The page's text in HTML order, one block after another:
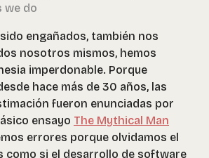
we do
engañados, también nos
nosotros mismos, hemos
imperdonable. Porque
hace más de 30 años, las
fueron enunciadas por
ensayo The Mythical Man
errores porque olvidamos el
como si el desarrollo de software